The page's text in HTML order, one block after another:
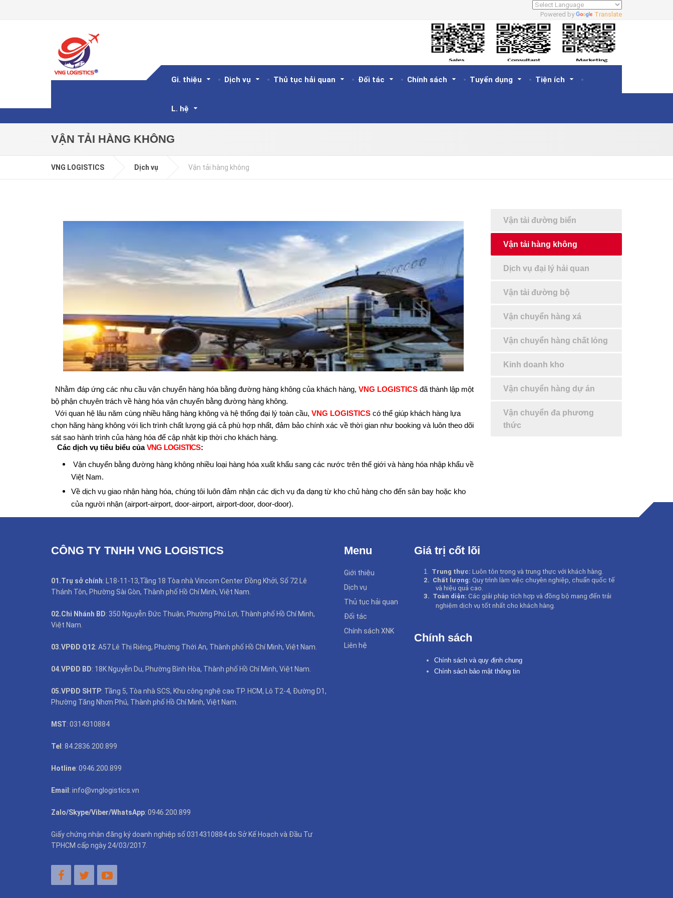
Powered by Translate
Gi. thiệu Dịch vụ Thủ tục hải quan Đối tác Chính sách Tuyển dụng Tiện ích
L. hệ
VẬN TẢI HÀNG KHÔNG
VNG LOGISTICS Dịch vụ Vận tải hàng không
Nhằm đáp ứng các nhu cầu vận chuyển hàng hóa bằng đường hàng không của khách hàng, VNG LOGISTICS đã thành lập một
bộ phận chuyên trách về hàng hóa vận chuyển bằng đường hàng không.
Với quan hệ lâu năm cùng nhiều hãng hàng không và hệ thống đại lý toàn cầu, VNG LOGISTICS có thể giúp khách hàng lựa
chọn hãng hàng không với lịch trình chất lượng giá cả phù hợp nhất, đảm bảo chính xác về thời gian như booking và luôn theo dõi
sát sao hành trình của hàng hóa để cập nhật kịp thời cho khách hàng.
Các dịch vụ tiêu biểu củaVNG LOGISTICS:
Vận chuyển bằng đường hàng không nhiều loại hàng hóa xuất khẩu sang các nước trên thế giới và hàng hóa nhập khẩu về
Việt Nam.
Về dịch vụ giao nhận hàng hóa, chúng tôi luôn đảm nhận các dịch vụ đa dạng từ kho chủ hàng cho đến sân bay hoặc kho
của người nhận (airport-airport, door-airport, airport-door, door-door).
Vận tải đường biển
Vận tải hàng không
Dịch vụ đại lý hải quan
Vận tải đường bộ
Vận chuyển hàng xá
Vận chuyển hàng chất lỏng
Kinh doanh kho
Vận chuyển hàng dự án
Vận chuyển đa phương
thức
CÔNG TY TNHH VNG LOGISTICS
01.Trụ sở chính: L18-11-13,Tầng 18 Tòa nhà Vincom Center Đồng Khởi, Số 72 Lê
Thánh Tôn, Phường Sài Gòn, Thành phố Hồ Chí Minh, Việt Nam.
02.Chi Nhánh BD: 350 Nguyễn Đức Thuận, Phường Phú Lợi, Thành phố Hồ Chí Minh,
Việt Nam.
03.VPĐD Q12: A57 Lê Thị Riêng, Phường Thới An, Thành phố Hồ Chí Minh, Việt Nam.
04.VPĐD BD: 18K Nguyễn Du, Phường Bình Hòa, Thành phố Hồ Chí Minh, Việt Nam.
05.VPĐD SHTP: Tầng 5, Tòa nhà SCS, Khu công nghệ cao TP. HCM, Lô T2-4, Đường D1,
Phường Tăng Nhơn Phú, Thành phố Hồ Chí Minh, Việt Nam.
MST: 0314310884
Tel : 84.2836.200.899
Hotline: 0946.200.899
Email : info@vnglogistics.vn
Zalo/Skype/Viber/WhatsApp: 0946.200.899
Giấy chứng nhận đăng ký doanh nghiệp số 0314310884 do Sở Kế Hoạch và Đầu Tư
TPHCM cấp ngày 24/03/2017.
Menu
Giới thiệu
Dịch vụ
Thủ tục hải quan
Đối tác
Chính sách XNK
Liên hệ
Giá trị cốt lõi
1. Trung thực: Luôn tôn trọng và trung thực với khách hàng.
2. Chất lượng: Quy trình làm việc chuyên nghiệp, chuẩn quốc tế
và hiệu quả cao.
3. Toàn diện: Các giải pháp tích hợp và đồng bộ mang đến trải
nghiệm dịch vụ tốt nhất cho khách hàng.
Chính sách
Chính sách và quy định chung
Chính sách bảo mật thông tin